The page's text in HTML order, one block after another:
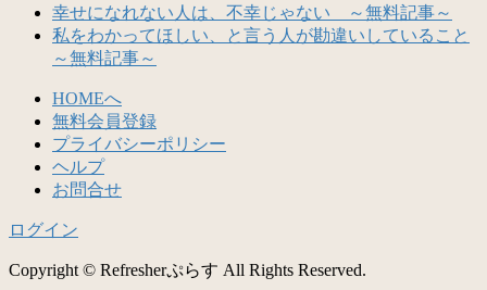
幸せになれない人は、不幸じゃない ～無料記事～
私をわかってほしい、と言う人が勘違いしていること
～無料記事～
HOMEへ
無料会員登録
プライバシーポリシー
ヘルプ
お問合せ
ログイン
Copyright © Refresherぷらす All Rights Reserved.